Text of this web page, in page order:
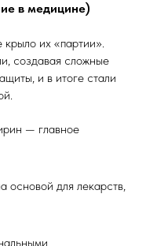
в медицине)
их «партии».
создавая сложные
и в итоге стали
— главное
основой для лекарств,